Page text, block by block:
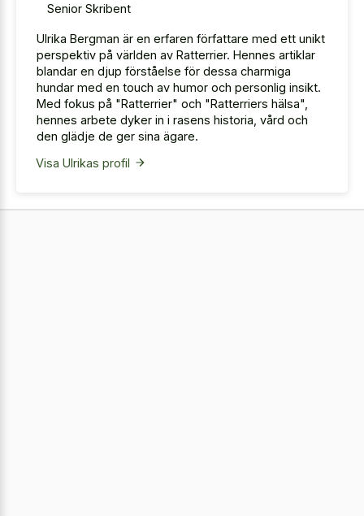
Senior Skribent
Ulrika Bergman är en erfaren författare med ett unikt
perspektiv på världen av Ratterrier. Hennes artiklar
blandar en djup förståelse för dessa charmiga
hundar med en touch av humor och personlig insikt.
Med fokus på "Ratterrier" och "Ratterriers hälsa",
hennes arbete dyker in i rasens historia, vård och
den glädje de ger sina ägare.
Visa Ulrikas profil